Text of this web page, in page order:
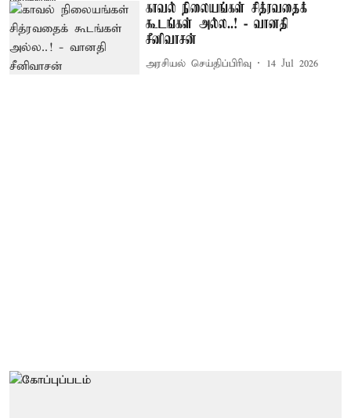
காவல் நிலையங்கள் சித்ரவதைக்
கூடங்கள் அல்ல..! - வானதி
சீனிவாசன்
அரசியல் செய்திப்பிரிவு 14 Jul 2026